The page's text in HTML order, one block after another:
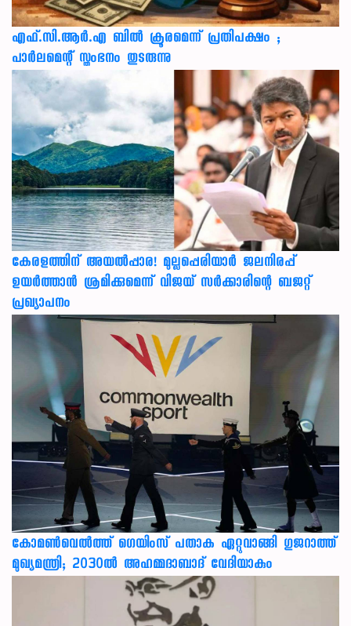
എഫ്.സി.ആർ.എ ബിൽ ക്രൂരമെന്ന് പ്രതിപക്ഷം ;
പാർലമെന്റ് സ്തംഭനം തുടരുന്നു
കേരളത്തിന് അ‌യൽപ്പാര! മുല്ലപ്പെരിയാർ ജലനിരപ്പ്
ഉയർത്താൻ ശ്രമിക്കുമെന്ന് വിജയ് സർക്കാരിന്റെ ബജറ്റ്
പ്രഖ്യാപനം
കോമൺവെൽത്ത് ഗെയിംസ് പതാക ഏറ്റുവാങ്ങി ഗുജറാത്ത്
മുഖ്യമന്ത്രി; 2030ൽ അഹമ്മദാബാദ് വേദിയാകും